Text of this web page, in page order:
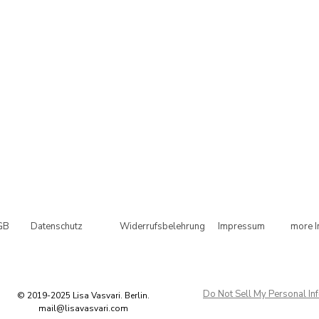
Datenschutz Widerrufsbelehrung Impressum more
© 2019-2025 Lisa Vasvari. Berlin.
mail@lisavasvari.com
Do Not Sell My Personal